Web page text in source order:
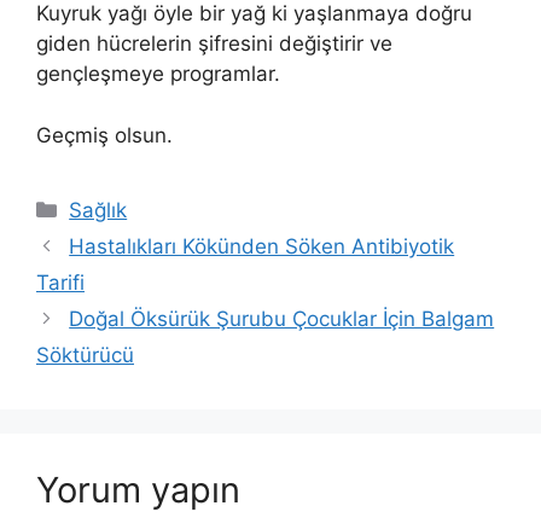
Kuyruk yağı öyle bir yağ ki yaşlanmaya doğru
giden hücrelerin şifresini değiştirir ve
gençleşmeye programlar.
Geçmiş olsun.
Kategoriler
Sağlık
Hastalıkları Kökünden Söken Antibiyotik
Tarifi
Doğal Öksürük Şurubu Çocuklar İçin Balgam
Söktürücü
Yorum yapın